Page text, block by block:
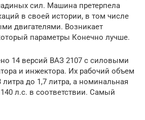
сил. Машина претерпела
в своей истории, в том числе
двигателями. Возникает
параметры Конечно лучше.
14 версий ВАЗ 2107 с силовыми
и инжектора. Их рабочий объем
литра до 1,7 литра, а номинальная
л.с. в соответствии. Самый